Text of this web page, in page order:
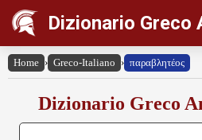
Dizionario Greco
Home › Greco-Italiano › παραβλητέος
Dizionario Greco